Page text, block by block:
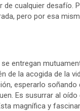
cualquier desafío.
pero por esa
entregan
de la acogida de la
esperarlo soñando
Es susurrar al oído
magnífica y